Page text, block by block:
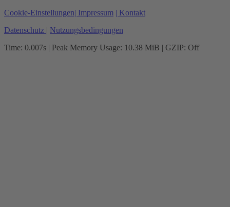
Cookie-Einstellungen| Impressum | Kontakt
Datenschutz | Nutzungsbedingungen
Time: 0.007s | Peak Memory Usage: 10.38 MiB | GZIP: Off